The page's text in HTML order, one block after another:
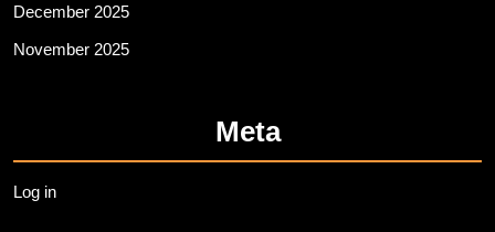
December 2025
November 2025
Meta
Log in